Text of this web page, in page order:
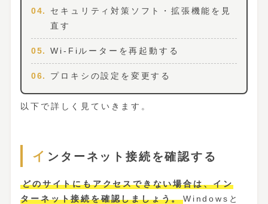
セキュリティ対策ソフト・拡張機能を見
直す
Wi-Fiルーターを再起動する
プロキシの設定を変更する
以下で詳しく見ていきます。
インターネット接続を確認する
どのサイトにもアクセスできない場合は、イン
ターネット接続を確認しましょう。Windowsと